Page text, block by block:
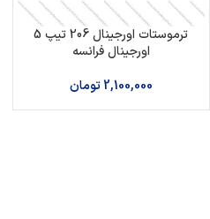
ترموستات اورجینال 206 تیپ 5
اورجینال فرانسه
2,100,000تومان